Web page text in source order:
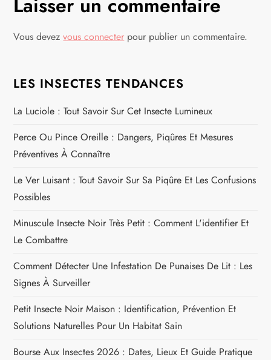
a
t
i
o
n
d
e
l
’
a
Vous devezvous connecter pour publier un commentaire.
LES INSECTES TENDANCES
La Luciole : Tout Savoir Sur Cet Insecte Lumineux
Perce Ou Pince Oreille : Dangers, Piqûres Et Mesures
Préventives À Connaître
Le Ver Luisant : Tout Savoir Sur Sa Piqûre Et Les Confusions
Possibles
Minuscule Insecte Noir Très Petit : Comment L'identifier Et
Le Combattre
Comment Détecter Une Infestation De Punaises De Lit : Les
Signes À Surveiller
Petit Insecte Noir Maison : Identification, Prévention Et
Solutions Naturelles Pour Un Habitat Sain
Bourse Aux Insectes 2026 : Dates, Lieux Et Guide Pratique